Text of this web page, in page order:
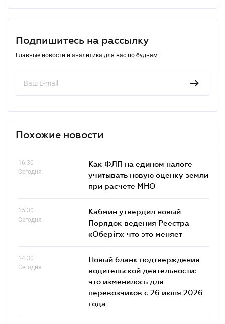
Подпишитесь на рассылку
Главные новости и аналитика для вас по будням
Похожие новости
16.30
Сегодня
Как ФЛП на едином налоге
учитывать новую оценку земли
при расчете МНО
15.30
Сегодня
Кабмин утвердил новый
Порядок ведения Реестра
«Оберіг»: что это меняет
14.30
Сегодня
Новый бланк подтверждения
водительской деятельности:
что изменилось для
перевозчиков с 26 июля 2026
года